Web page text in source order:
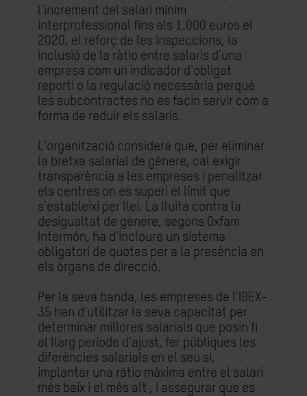
l'increment del salari mínim
interprofessional fins als 1.000 euros el
2020, el reforç de les inspeccions, la
inclusió de la ràtio entre salaris d'una
empresa com un indicador d'obligat
reporti o la regulació necessària perquè
les subcontractes no es facin servir com a
forma de reduir els salaris.
L'organització considera que, per eliminar
la bretxa salarial de gènere, cal exigir
transparència a les empreses i penalitzar
els centres on es superi el límit que
s'estableixi per llei. La lluita contra la
desigualtat de gènere, segons Oxfam
Intermón, ha d'incloure un sistema
obligatori de quotes per a la presència en
els òrgans de direcció.
Per la seva banda, les empreses de l'IBEX-
35 han d'utilitzar la seva capacitat per
determinar millores salarials que posin fi
al llarg període d'ajust, fer públiques les
diferències salarials en el seu si,
implantar una ràtio màxima entre el salari
més baix i el més alt , i assegurar que es